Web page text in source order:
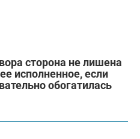
сторона не лишена
исполненное, если
обогатилась